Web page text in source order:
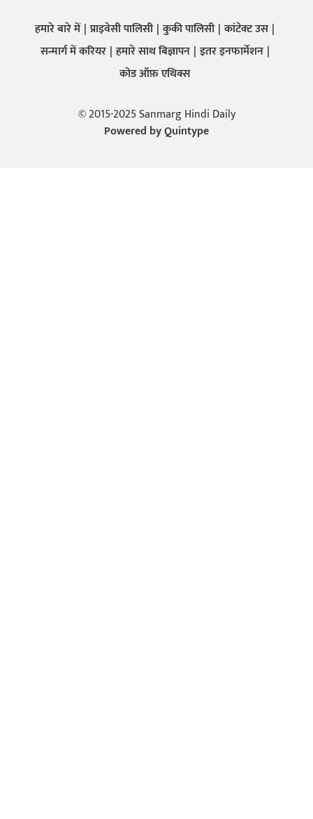
हमारे बारे में प्राइवेसी पालिसी कुकी पालिसी कांटेक्ट उस
सन्मार्ग में करियर हमारे साथ बिज्ञापन इतर इनफार्मेशन
कोड ऑफ़ एथिक्स
© 2015-2025 Sanmarg Hindi Daily
Powered byQuintype